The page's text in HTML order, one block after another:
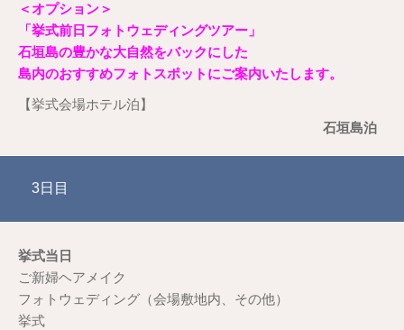
＜オプション＞
「挙式前日フォトウェディングツアー」
石垣島の豊かな大自然をバックにした
島内のおすすめフォトスポットにご案内いたします。
【挙式会場ホテル泊】
石垣島泊
3日目
挙式当日
ご新婦ヘアメイク
フォトウェディング（会場敷地内、その他）
挙式